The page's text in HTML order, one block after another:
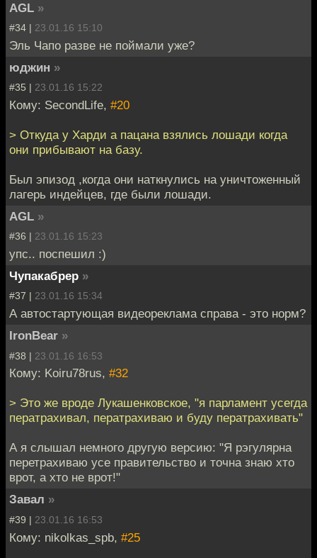
AGL »
#34 | 23.01.16 15:10
Эль Чапо разве не поймали уже?
юджин »
#35 | 23.01.16 15:22
Кому: SecondLife, #20
> Откуда у Харди а пацана взялись лошади когда
они прибывают на базу.
Был эпизод ,когда они наткнулись на уничтоженный
лагерь индейцев, где были лошади.
AGL »
#36 | 23.01.16 15:23
упс.. поспешил :)
Чупакабрер »
#37 | 23.01.16 15:34
А автостартующая видеореклама справа - это норм?
IronBear »
#38 | 23.01.16 16:53
Кому: Koiru78rus, #32
> Это же вроде Лукашенковское, "я парламент усегда
ператрахивал, ператрахиваю и буду ператрахивать"
А я слышал немного другую версию: "Я рэгулярна
перетрахиваю усе правительство и точна знаю хто
врот, а хто не врот!"
Завал »
#39 | 23.01.16 16:53
Кому: nikolkas_spb, #25